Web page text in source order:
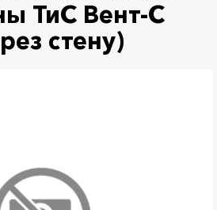
ТиС Вент-С
стену)